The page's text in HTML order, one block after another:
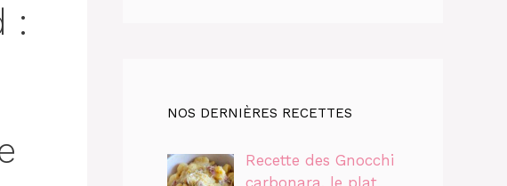
:
NOS DERNIÈRES RECETTES
Recette des Gnocchi
carbonara, le plat